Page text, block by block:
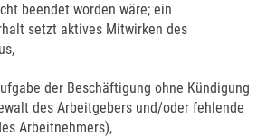
beendet worden wäre; ein
setzt aktives Mitwirken des
der Beschäftigung ohne Kündigung
des Arbeitgebers und/oder fehlende
Arbeitnehmers),